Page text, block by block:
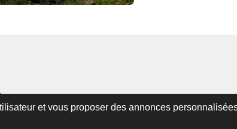
et vous proposer des annonces